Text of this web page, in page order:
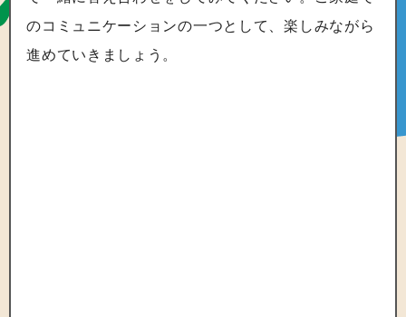
のコミュニケーションの一つとして、楽しみながら
進めていきましょう。